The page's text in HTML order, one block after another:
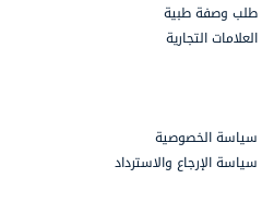
طلب وصفة طبية
العلامات التجارية
سياسة الخصوصية
سياسة الإرجاع والاسترداد